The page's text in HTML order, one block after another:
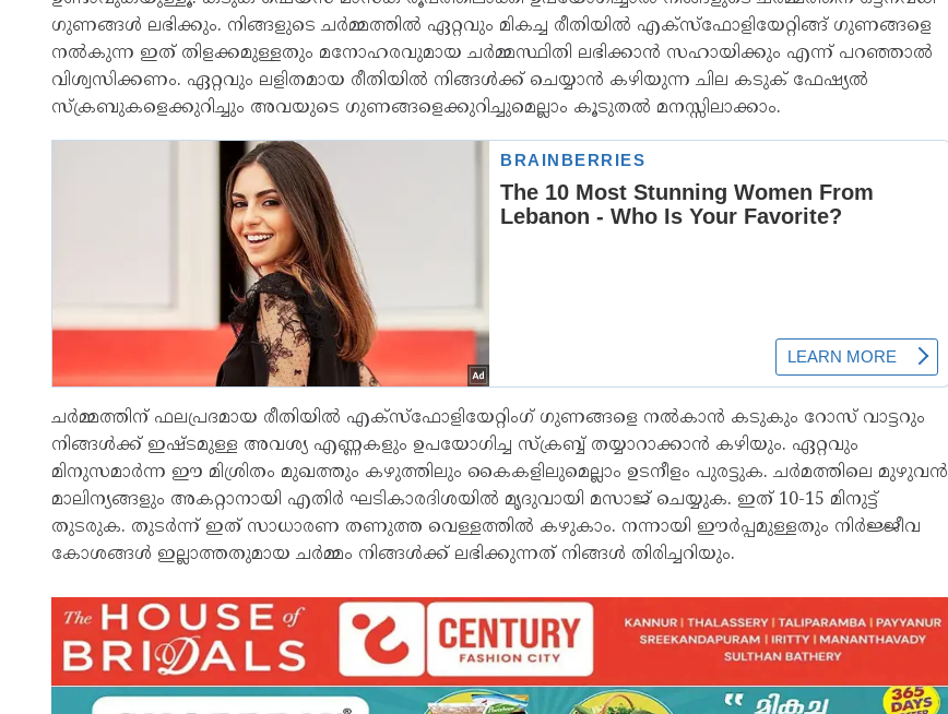
ഗുണങ്ങൾ ലഭിക്കും. നിങ്ങളുടെ ചർമ്മത്തിൽ ഏറ്റവും മികച്ച രീതിയിൽ എക്സ്ഫോളിയേറ്റിങ്ങ് ഗുണങ്ങളെ
നൽകുന്ന ഇത് തിളക്കമുള്ളതും മനോഹരവുമായ ചർമ്മസ്ഥിതി ലഭിക്കാൻ സഹായിക്കും എന്ന് പറഞ്ഞാൽ
വിശ്വസിക്കണം. ഏറ്റവും ലളിതമായ രീതിയിൽ നിങ്ങൾക്ക് ചെയ്യാൻ കഴിയുന്ന ചില കടുക് ഫേഷ്യൽ
സ്‌ക്രബുകളെക്കുറിച്ചും അവയുടെ ഗുണങ്ങളെക്കുറിച്ചുമെല്ലാം കൂടുതൽ മനസ്സിലാക്കാം.
ചർമ്മത്തിന് ഫലപ്രദമായ രീതിയിൽ എക്സ്ഫോളിയേറ്റിംഗ് ഗുണങ്ങളെ നൽകാൻ കടുകും റോസ് വാട്ടറും
നിങ്ങൾക്ക് ഇഷ്ടമുള്ള അവശ്യ എണ്ണകളും ഉപയോഗിച്ച സ്ക്രബ്ബ് തയ്യാറാക്കാൻ കഴിയും. ഏറ്റവും
മിനുസമാർന്ന ഈ മിശ്രിതം മുഖത്തും കഴുത്തിലും കൈകളിലുമെല്ലാം ഉടനീളം പുരട്ടുക. ചർമത്തിലെ മുഴുവൻ
മാലിന്യങ്ങളും അകറ്റാനായി എതിർ ഘടികാരദിശയിൽ മൃദുവായി മസാജ് ചെയ്യുക. ഇത് 10-15 മിനുട്ട്
തുടരുക. തുടർന്ന് ഇത് സാധാരണ തണുത്ത വെള്ളത്തിൽ കഴുകാം. നന്നായി ഈർപ്പമുള്ളതും നിർജ്ജീവ
കോശങ്ങൾ ഇല്ലാത്തതുമായ ചർമ്മം നിങ്ങൾക്ക് ലഭിക്കുന്നത് നിങ്ങൾ തിരിച്ചറിയും.